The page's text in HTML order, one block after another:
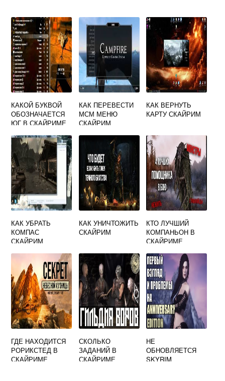
КАКОЙ БУКВОЙ
ОБОЗНАЧАЕТСЯ
ЮГ В СКАЙРИМЕ
КАК ПЕРЕВЕСТИ
МСМ МЕНЮ
СКАЙРИМ
КАК ВЕРНУТЬ
КАРТУ СКАЙРИМ
КАК УБРАТЬ
КОМПАС
СКАЙРИМ
КАК УНИЧТОЖИТЬ
СКАЙРИМ
КТО ЛУЧШИЙ
КОМПАНЬОН В
СКАЙРИМЕ
ГДЕ НАХОДИТСЯ
РОРИКСТЕД В
СКАЙРИМЕ
СКОЛЬКО
ЗАДАНИЙ В
СКАЙРИМЕ
НЕ
ОБНОВЛЯЕТСЯ
SKYRIM